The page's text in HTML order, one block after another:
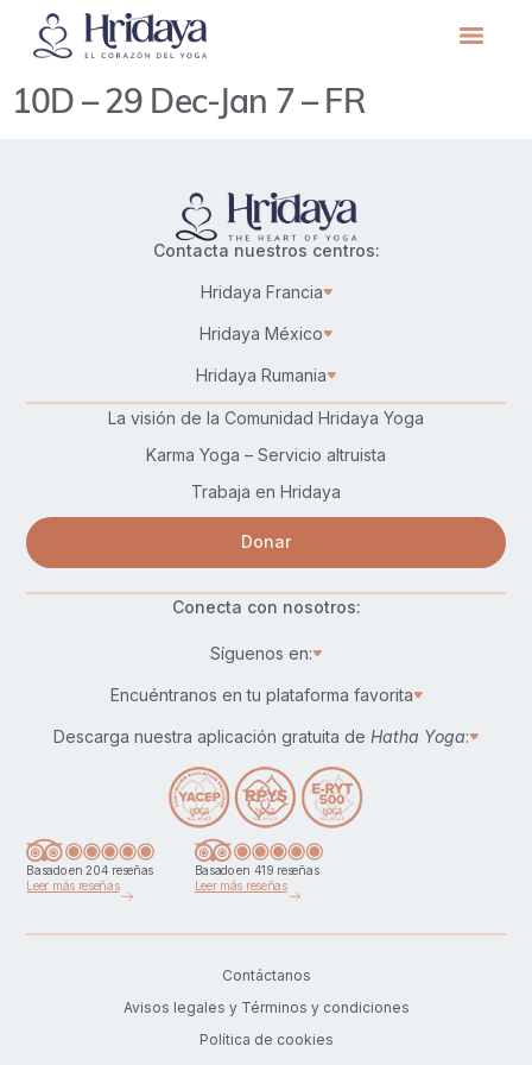
10D – 29 Dec-Jan 7 – FR
Contacta nuestros centros:
Hridaya Francia
Hridaya México
Hridaya Rumania
La visión de la Comunidad Hridaya Yoga
Karma Yoga – Servicio altruista
Trabaja en Hridaya
Donar
Conecta con nosotros:
Síguenos en:
Encuéntranos en tu plataforma favorita
Descarga nuestra aplicación gratuita de Hatha Yoga:
Basado en 204 reseñas
Leer más reseñas
Basado en 419 reseñas
Leer más reseñas
Contáctanos
Avisos legales y Términos y condiciones
Política de cookies